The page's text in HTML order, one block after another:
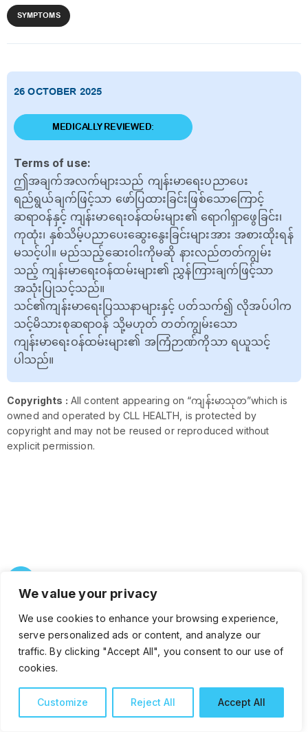
We value your privacy
We use cookies to enhance your browsing experience,
serve personalized ads or content, and analyze our
traffic. By clicking "Accept All", you consent to our use of
cookies.
Customize Reject All Accept All
SYMPTOMS
26 OCTOBER 2025
MEDICALLY REVIEWED:
Terms of use:
ဤအချက်အလက်များသည် ကျန်းမာရေးပညာပေး
ရည်ရွယ်ချက်ဖြင့်သာ ဖော်ပြထားခြင်းဖြစ်သောကြောင့်
ဆရာဝန်နှင့် ကျန်းမာရေးဝန်ထမ်းများ၏ ရောဂါရှာဖွေခြင်း၊
ကုထုံး၊ နှစ်သိမ့်ပညာပေးဆွေးနွေးခြင်းများအား အစားထိုးရန်
မသင့်ပါ။ မည်သည့်ဆေးဝါးကိုမဆို နားလည်တတ်ကျွမ်း
သည့် ကျန်းမာရေးဝန်ထမ်းများ၏ ညွှန်ကြားချက်ဖြင့်သာ
အသုံးပြုသင့်သည်။
သင်၏ကျန်းမာရေးပြဿနာများနှင့် ပတ်သက်၍ လိုအပ်ပါက
သင့်မိသားစုဆရာဝန် သို့မဟုတ် တတ်ကျွမ်းသော
ကျန်းမာရေးဝန်ထမ်းများ၏ အကြံဉာဏ်ကိုသာ ရယူသင့်
ပါသည်။
Copyrights : All content appearing on “ကျန်းမာသုတ”which is
owned and operated by CLL HEALTH, is protected by
copyright and may not be reused or reproduced without
explicit permission.
Request an appointment
Join our scholarship programme
Contact us